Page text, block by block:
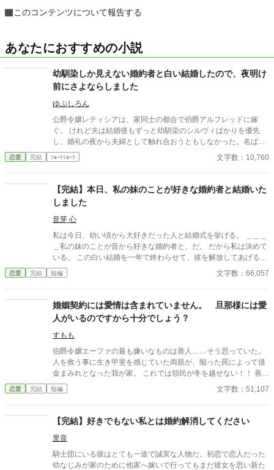
このコンテンツについて報告する
あなたにおすすめの小説
幼馴染しか見えない婚約者と白い結婚したので、夜明け
前にさよならしました
ゆぷしろん
公爵令嬢レティシアは、家同士の都合で伯爵アルフレッドに嫁
ぐ。 けれど夫は結婚後もずっと幼馴染のシルヴィばかりを優先
し、婚礼の夜から夫婦として触れ合おうともしなかった。名ばか
りの妻として伯爵家を支え、領地経営まで立て直しても、彼にと
ってレティシアは“都合のいい伯爵夫人”でしかない。 やがて結婚
染を屋敷に迎え入れようとしている会話を聞いてしまったレティ
シアは、ついに決意する。 ――もう、この結婚には見切りをつけ
よう。 夜明け前、彼女は離縁の準備を整え、伯爵邸を出奔。 身を
寄せた北の港町で薬舗を手伝いながら、自分の力で生きる穏やか
な日々を手に入れていく。そこで出会ったのは、身分ではなく一
人の女性として彼女を尊重してくれる青年医師ノアだった。 一
方、都合よく尽くしてくれる妻を失ったアルフレッドは、ようや
く自分が何を失ったのかを思い知ることになる。 幼馴染ばかりを
優先する婚約者との白い結婚に終止符を打ち、傷ついた公爵令嬢
恋愛 完結 ｼｮｰﾄｼｮｰﾄ 文字数：10,760
【完結】本日、私の妹のことが好きな婚約者と結婚いた
しました
音芽 心
私は今日、幼い頃から大好きだった人と結婚式を挙げる。 ＿＿＿
＿私の妹のことが昔から好きな婚約者と、だ。 だから私は決めて
いる。 この白い結婚を一年で終わらせて、彼を解放してあげるこ
とを。 彼の気持ちを直接聞いたことはないけれど……きっとその
方が、彼も喜ぶだろうから。 ……これは、恋を諦めていた令嬢
恋愛 完結 短編 文字数：66,057
婚姻契約には愛情は含まれていません。 旦那様には愛
人がいるのですから十分でしょう？
すもも
伯爵令嬢エーファの最も嫌いなものは善人……そう思っていた。
人を救う事に生き甲斐を感じていた両親が、陥った罠によって借
金まみれとなった我が家。 これでは領民が冬を越せない！！ 善良
で善人で、人に尽くすのが好きな両親は何の迷いもなくこう言っ
た。 『エーファ、君の結婚が決まったんだよ！！ 君が嫁ぐな
て当然の事。 多くの命が救えるなんて最高の幸福だろう。 そ
れに公爵家に嫁げばお前も幸福になるに違いない。 これは全員
が幸福になれる機会なんだ、当然嫁いでくれるよな？』 と……。
そして、夫となる男の屋敷にいたのは……三人の愛人だった。
恋愛 完結 短編 文字数：51,107
【完結】好きでもない私とは婚約解消してください
里音
騎士団にいる彼はとても一途で誠実な人物だ。初恋で恋人だった
幼なじみが家のために他家へ嫁いで行ってもまだ彼女を思い新た